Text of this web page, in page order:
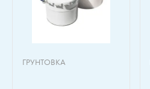
ГРУНТОВКА